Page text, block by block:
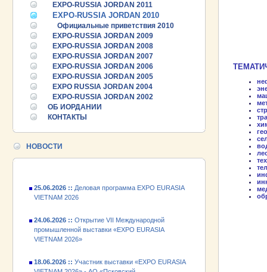
EXPO-RUSSIA JORDAN 2011
EXPO-RUSSIA JORDAN 2010
Официальные приветствия 2010
EXPO-RUSSIA JORDAN 2009
EXPO-RUSSIA JORDAN 2008
EXPO-RUSSIA JORDAN 2007
EXPO-RUSSIA JORDAN 2006
EXPO-RUSSIA JORDAN 2005
EXPO RUSSIA JORDAN 2004
EXPO-RUSSIA JORDAN 2002
ОБ ИОРДАНИИ
КОНТАКТЫ
НОВОСТИ
25.06.2026 ::
24.06.2026 ::Открытие VII Международной
VIETNAM 2026»
18.06.2026 ::Участник выставки «EXPO EURASIA
электромашиностроительный завод»!